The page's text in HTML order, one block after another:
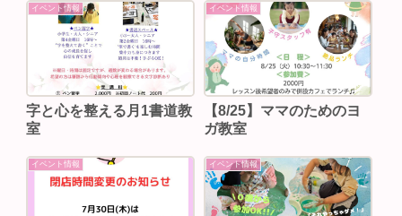
イベント情報
字と心を整える月1書道教
室
イベント情報
【8/25】ママのためのヨ
ガ教室
イベント情報 イベント情報